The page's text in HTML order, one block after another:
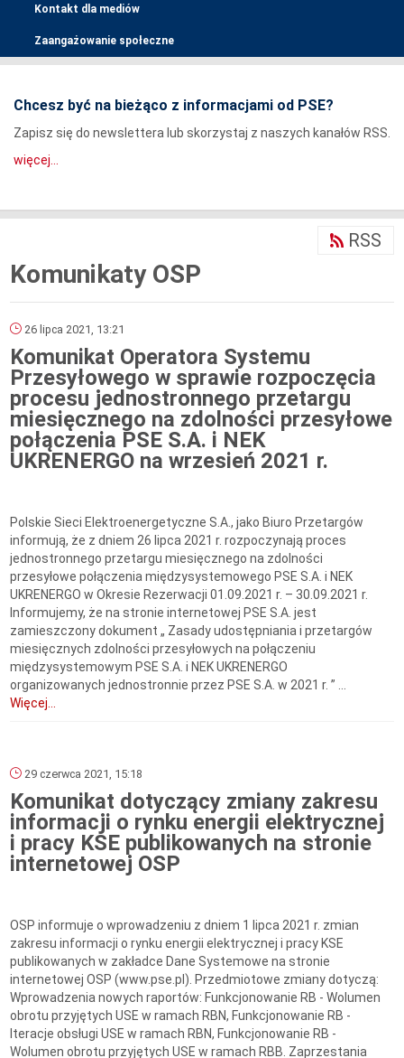
Kontakt dla mediów
Zaangażowanie społeczne
Chcesz być na bieżąco z informacjami od PSE?
Zapisz się do newslettera lub skorzystaj z naszych kanałów RSS.
więcej...
Komunikaty OSP
RSS
26 lipca 2021, 13:21
Komunikat Operatora Systemu
Przesyłowego w sprawie rozpoczęcia
procesu jednostronnego przetargu
miesięcznego na zdolności przesyłowe
połączenia PSE S.A. i NEK
UKRENERGO na wrzesień 2021 r.
Polskie Sieci Elektroenergetyczne S.A., jako Biuro Przetargów
informują, że z dniem 26 lipca 2021 r. rozpoczynają proces
jednostronnego przetargu miesięcznego na zdolności
przesyłowe połączenia międzysystemowego PSE S.A. i NEK
UKRENERGO w Okresie Rezerwacji 01.09.2021 r. – 30.09.2021 r.
Informujemy, że na stronie internetowej PSE S.A. jest
zamieszczony dokument „ Zasady udostępniania i przetargów
miesięcznych zdolności przesyłowych na połączeniu
międzysystemowym PSE S.A. i NEK UKRENERGO
organizowanych jednostronnie przez PSE S.A. w 2021 r. ” ...
Więcej...
29 czerwca 2021, 15:18
Komunikat dotyczący zmiany zakresu
informacji o rynku energii elektrycznej
i pracy KSE publikowanych na stronie
internetowej OSP
OSP informuje o wprowadzeniu z dniem 1 lipca 2021 r. zmian
zakresu informacji o rynku energii elektrycznej i pracy KSE
publikowanych w zakładce Dane Systemowe na stronie
internetowej OSP (www.pse.pl). Przedmiotowe zmiany dotyczą:
Wprowadzenia nowych raportów: Funkcjonowanie RB - Wolumen
obrotu przyjętych USE w ramach RBN, Funkcjonowanie RB -
Iteracje obsługi USE w ramach RBN, Funkcjonowanie RB -
Wolumen obrotu przyjętych USE w ramach RBB. Zaprzestania